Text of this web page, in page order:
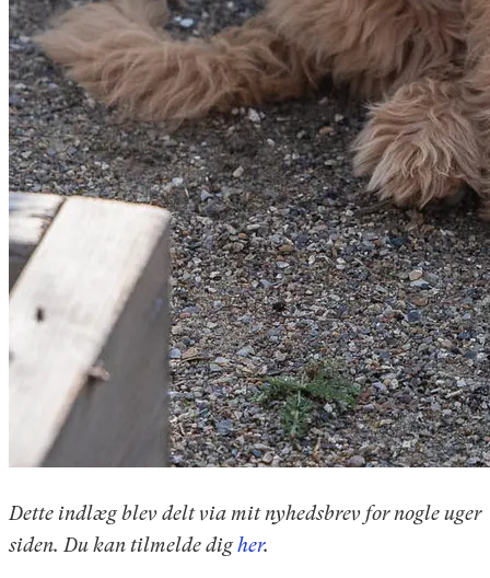
Dette indlæg blev delt via mit nyhedsbrev for nogle uger
siden. Du kan tilmelde digher.